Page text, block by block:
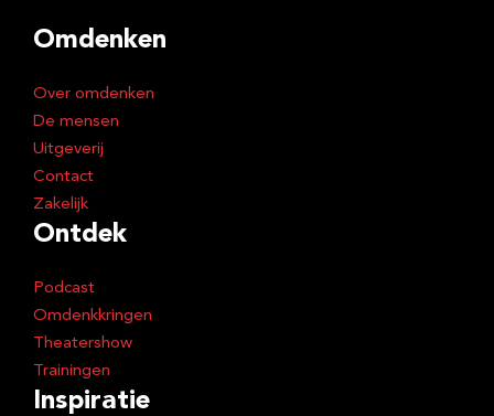
r
s
Omdenken
Over omdenken
De mensen
Uitgeverij
Contact
Zakelijk
Ontdek
Podcast
Omdenkkringen
Theatershow
Trainingen
Inspiratie